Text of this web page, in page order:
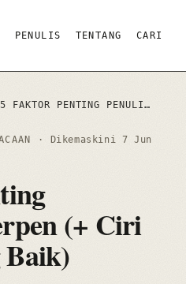
PENULIS TENTANG CARI
5 FAKTOR PENTING PENULISAN CERPEN (+ CIRI CERPEN YANG BAIK)
· Dikemaskini 7 Jun
(+ Ciri
Baik)